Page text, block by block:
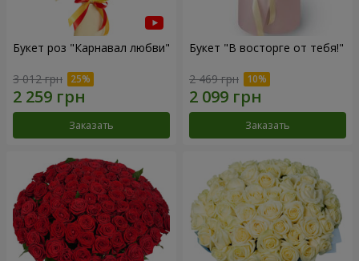
Букет роз "Карнавал любви"
3 012 грн
Заказать
Букет "В восторге от тебя!"
2 469 грн
Заказать